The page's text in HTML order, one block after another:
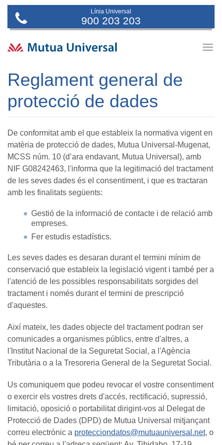
Línia Universal
900 203 203
Reglament general de
protecció de dades
De conformitat amb el que estableix la normativa vigent en
matèria de protecció de dades, Mutua Universal-Mugenat,
MCSS núm. 10 (d’ara endavant, Mutua Universal), amb
NIF G08242463, l'informa que la legitimació del tractament
de les seves dades és el consentiment, i que es tractaran
amb les finalitats següents:
Gestió de la informació de contacte i de relació amb
empreses.
Fer estudis estadístics.
Les seves dades es desaran durant el termini mínim de
conservació que estableix la legislació vigent i també per a
l'atenció de les possibles responsabilitats sorgides del
tractament i només durant el termini de prescripció
d'aquestes.
Així mateix, les dades objecte del tractament podran ser
comunicades a organismes públics, entre d'altres, a
l'Institut Nacional de la Seguretat Social, a l'Agència
Tributària o a la Tresoreria General de la Seguretat Social.
Us comuniquem que podeu revocar el vostre consentiment
o exercir els vostres drets d'accés, rectificació, supressió,
limitació, oposició o portabilitat dirigint-vos al Delegat de
Protecció de Dades (DPD) de Mutua Universal mitjançant
correu electrònic a protecciondatos@mutuauniversal.net, o